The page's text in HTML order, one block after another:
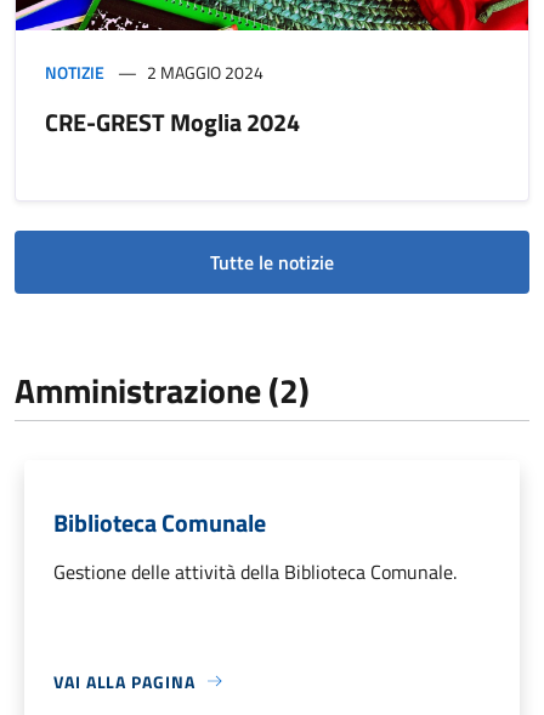
NOTIZIE 2 MAGGIO 2024
CRE-GREST Moglia 2024
Tutte le notizie
Amministrazione (2)
Biblioteca Comunale
Gestione delle attività della Biblioteca Comunale.
VAI ALLA PAGINA